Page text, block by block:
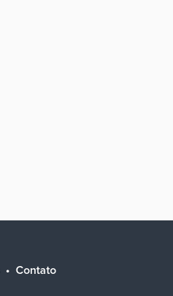
Contato